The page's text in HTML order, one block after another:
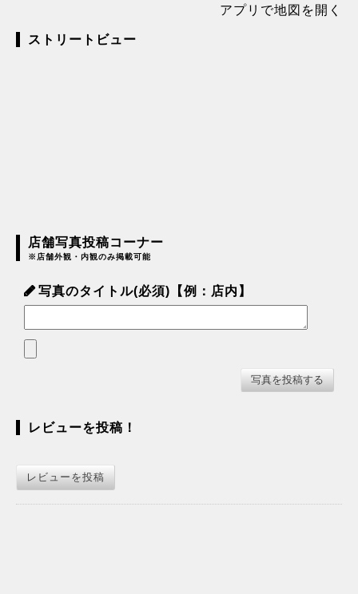
アプリで地図を開く
ストリートビュー
店舗写真投稿コーナー
※店舗外観・内観のみ掲載可能
写真のタイトル(必須)【例：店内】
レビューを投稿！
レビューを投稿